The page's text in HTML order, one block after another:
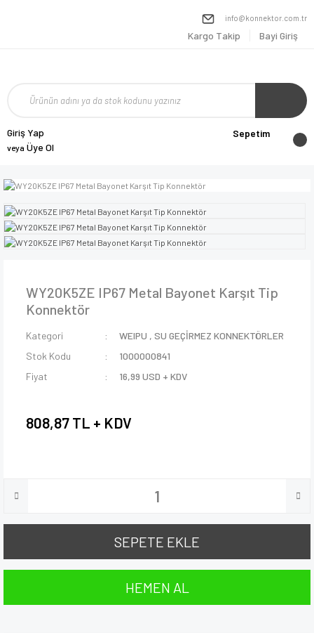
info@konnektor.com.tr
Kargo Takip Bayi Giriş
Giriş Yap
veya Üye Ol
Sepetim
WY20K5ZE IP67 Metal Bayonet Karşıt Tip
Konnektör
Kategori WEIPU ,SU GEÇİRMEZ KONNEKTÖRLER
Stok Kodu
1000000841
Fiyat
16,99 USD + KDV
808,87 TL + KDV
SEPETE EKLE
HEMEN AL